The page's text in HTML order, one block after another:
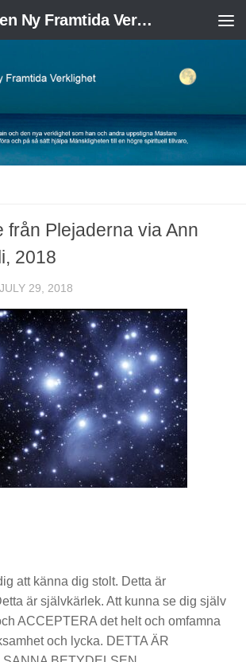
Välkomna till en Ny Framtida Verklighet
från Plejaderna via Ann
2018
JULY 29, 2018
att känna dig stolt. Detta är
är självkärlek. Att kunna se dig själv
ACCEPTERA det helt och omfamna
och lycka. DETTA ÄR